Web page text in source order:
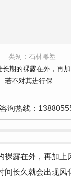
类别：石材雕塑
期的裸露在外，再
若不对其进行保…
咨询热线：
裸露在外，再加上
间长久就会出现风